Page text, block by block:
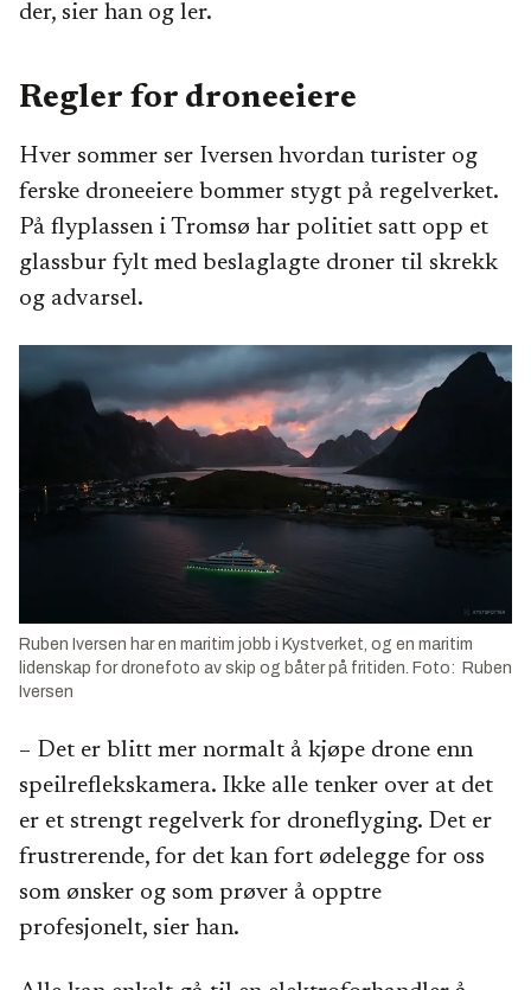
der, sier han og ler.
Regler for droneeiere
Hver sommer ser Iversen hvordan turister og
ferske droneeiere bommer stygt på regelverket.
På flyplassen i Tromsø har politiet satt opp et
glassbur fylt med beslaglagte droner til skrekk
og advarsel.
Ruben Iversen har en maritim jobb i Kystverket, og en maritim
lidenskap for dronefoto av skip og båter på fritiden. Foto: Ruben
Iversen
– Det er blitt mer normalt å kjøpe drone enn
speilreflekskamera. Ikke alle tenker over at det
er et strengt regelverk for droneflyging. Det er
frustrerende, for det kan fort ødelegge for oss
som ønsker og som prøver å opptre
profesjonelt, sier han.